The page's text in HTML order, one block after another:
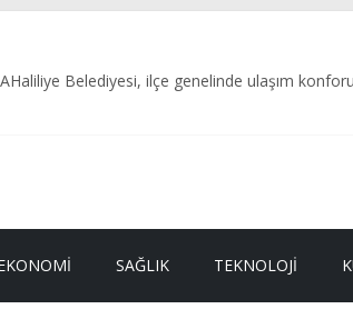
Belediyesi, ilçe genelinde ulaşım
VE BASIN BAYRAMI MESAJI
SAĞLIK TEKNOLOJI